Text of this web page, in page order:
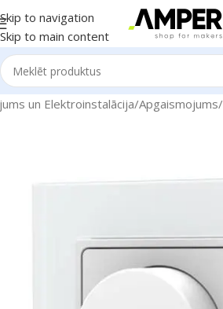
Skip to navigation
Skip to main content
un Elektroinstalācija/Apgaismojums/